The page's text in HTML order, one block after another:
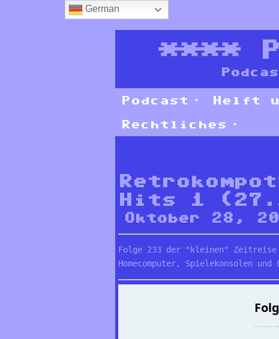
****
Podcast Helft
Rechtliches
Hits 1
Oktober 28,
Folge 233 der "kleinen" Zeitreise
Homecomputer, Spielekonsolen
German